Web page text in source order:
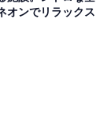
オンでリラックス